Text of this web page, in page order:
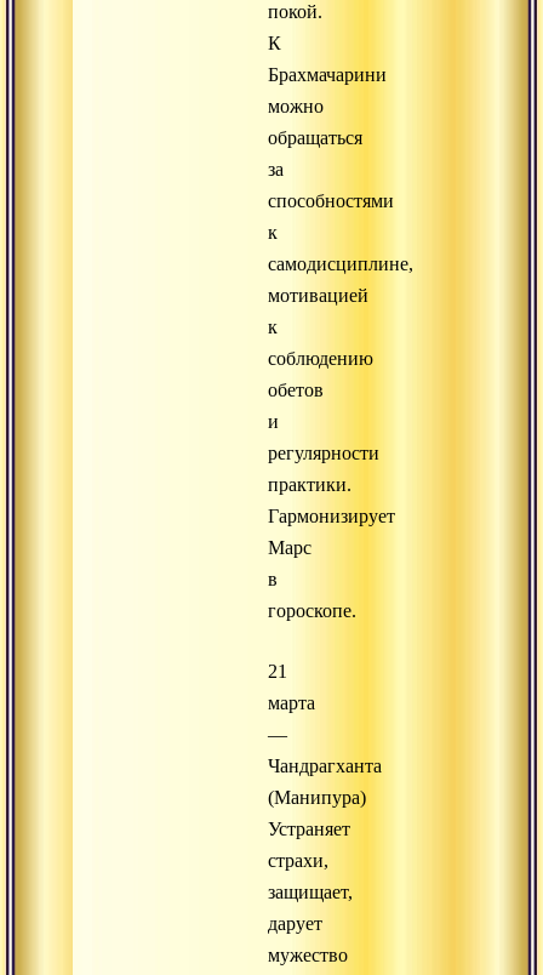
покой.
К
Брахмачарини
можно
обращаться
за
способностями
к
самодисциплине,
мотивацией
к
соблюдению
обетов
и
регулярности
практики.
Гармонизирует
Марс
в
гороскопе.
21
марта
—
Чандрагханта
(Манипура)
Устраняет
страхи,
защищает,
дарует
мужество